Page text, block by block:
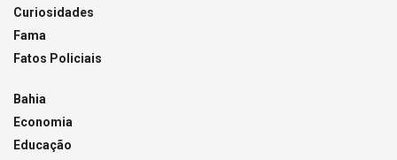
Curiosidades
Fama
Fatos Policiais
Bahia
Economia
Educação